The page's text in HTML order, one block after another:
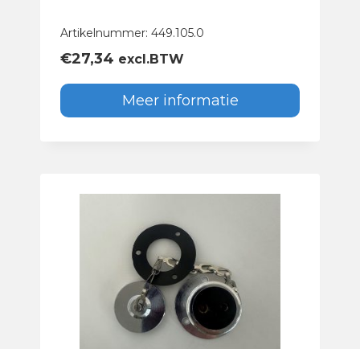
Artikelnummer: 449.105.0
€27,34 excl.BTW
Meer informatie